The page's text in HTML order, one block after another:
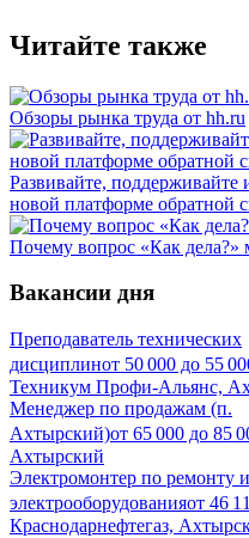
Читайте также
Обзоры рынка труда от hh.ru
Развивайте, поддерживайте
новой платформе обратной
Почему вопрос «Как дела?»
Вакансии дня
Преподаватель технических
дисциплинот 50 000 до 55
Техникум Профи-Альянс,
Менеджер по продажам (п.
Ахтырский)от 65 000 до 85
Ахтырский
Электромонтер по ремонту
электрооборудованияот 46
Краснодарнефтегаз,